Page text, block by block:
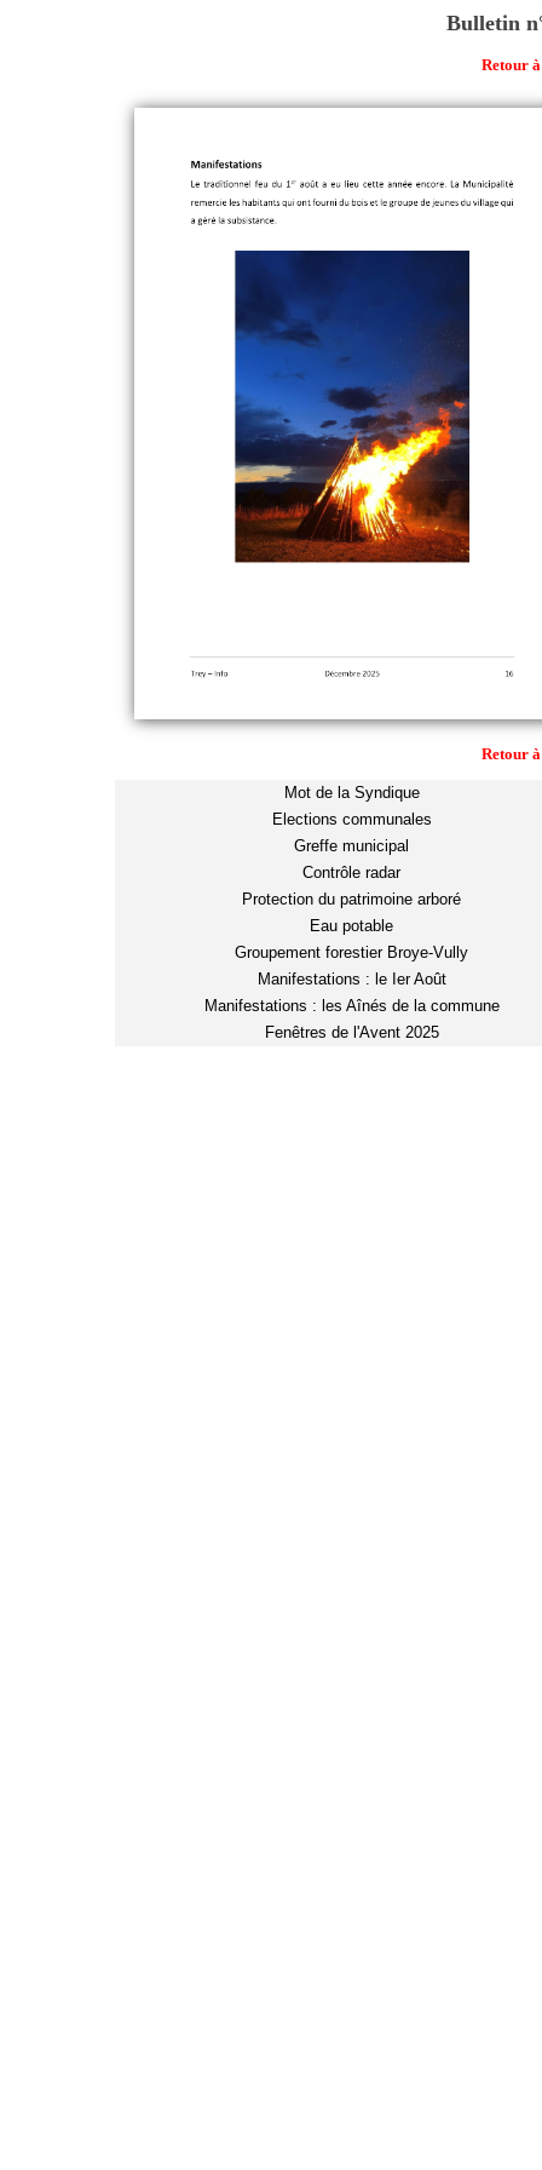
Bulletin
Retour
Retour
Mot de la Syndique
Elections communales
Greffe municipal
Contrôle radar
Protection du patrimoine arboré
Eau potable
Groupement forestier Broye-Vully
Manifestations : le Ier Août
Manifestations : les Aînés de la commune
Fenêtres de l'Avent 2025